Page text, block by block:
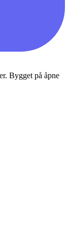
Bygget på åpne